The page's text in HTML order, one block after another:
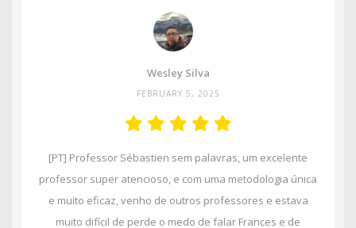
Wesley Silva
FEBRUARY 5, 2025
[PT] Professor Sébastien sem palavras, um excelente
professor super atencioso, e com uma metodologia única
e muito eficaz, venho de outros professores e estava
muito difícil de perde o medo de falar Frances e de